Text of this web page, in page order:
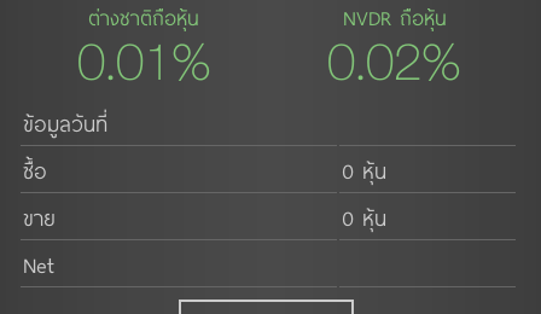
ต่างชาติถือหุ้น
0.01%
NVDR ถือหุ้น
0.02%
ข้อมูลวันที่
ซื้อ
0 หุ้น
ขาย
0 หุ้น
Net